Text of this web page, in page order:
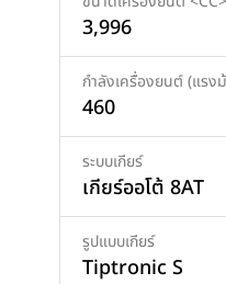
3,996
กำลังเครื่องยนต์ (แรง
460
ระบบเกียร์
เกียร์ออโต้ 8AT
รูปแบบเกียร์
Tiptronic S